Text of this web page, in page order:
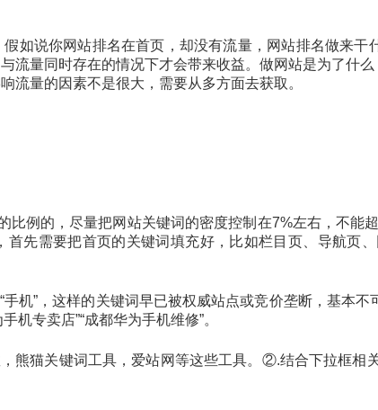
如说你网站排名在首页，却没有流量，网站排名做来
流量同时存在的情况下才会带来收益。做网站是为了什
流量的因素不是很大，需要从多方面去获取。
比例的，尽量把网站关键词的密度控制在7%左右，不
先需要把首页的关键词填充好，比如栏目页、导航页
机”，这样的关键词早已被权威站点或竞价垄断，基本
机专卖店”“成都华为手机维修”。
熊猫关键词工具，爱站网等这些工具。②.结合下拉框